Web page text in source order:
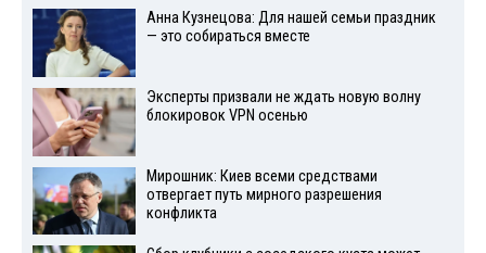
Анна Кузнецова: Для нашей семьи праздник
— это собираться вместе
Эксперты призвали не ждать новую волну
блокировок VPN осенью
Мирошник: Киев всеми средствами
отвергает путь мирного разрешения
конфликта